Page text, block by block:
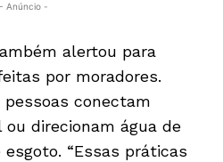
- Anúncio -
alertou para
por moradores.
conectam
direcionam água de
“Essas práticas